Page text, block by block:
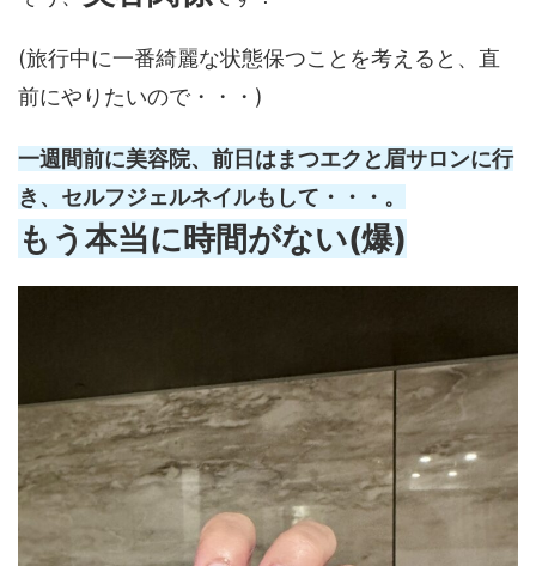
(旅行中に一番綺麗な状態保つことを考えると、直
前にやりたいので・・・)
一週間前に美容院、前日はまつエクと眉サロンに行
き、セルフジェルネイルもして・・・。
もう本当に時間がない(爆)